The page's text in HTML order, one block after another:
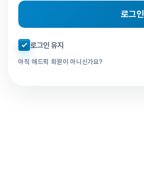
로그인
자동로그인 체크
로그인 유지
아직 애드픽 회원이 아니신가요?